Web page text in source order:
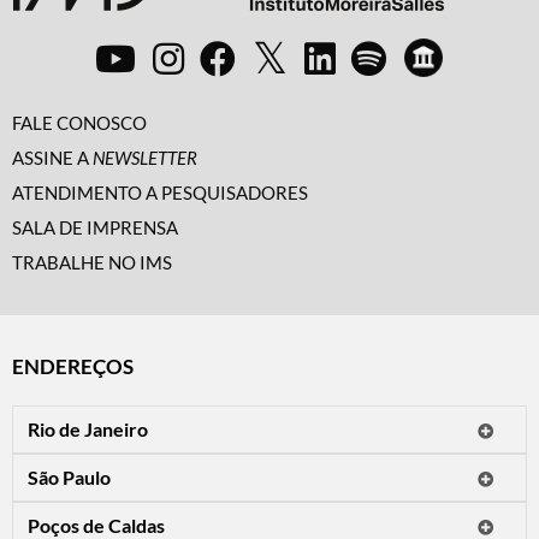
FALE CONOSCO
ASSINE A NEWSLETTER
ATENDIMENTO A PESQUISADORES
SALA DE IMPRENSA
TRABALHE NO IMS
ENDEREÇOS
Rio de Janeiro
Horário de visitação: a programação do IMS no Rio de Janeiro será
apresentada em instituições culturais parceiras.
São Paulo
Poços de Caldas